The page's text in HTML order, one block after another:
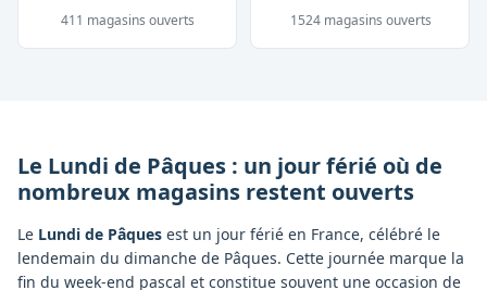
411 magasins ouverts 1524 magasins ouverts
Le Lundi de Pâques : un jour férié où de
nombreux magasins restent ouverts
Le Lundi de Pâques est un jour férié en France, célébré le
lendemain du dimanche de Pâques. Cette journée marque la
fin du week-end pascal et constitue souvent une occasion de